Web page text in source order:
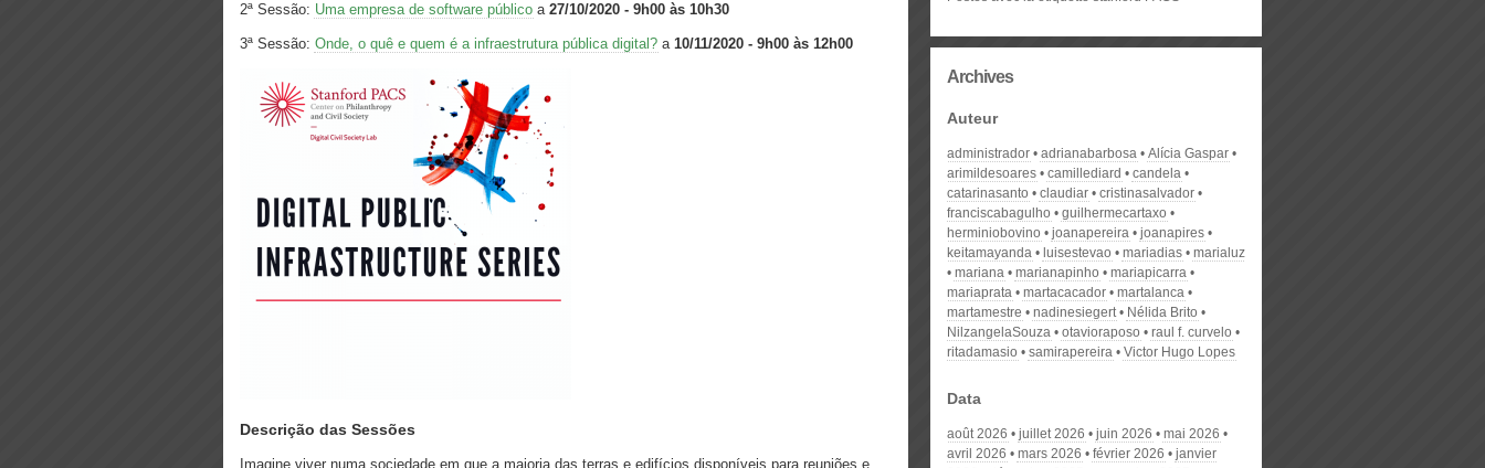
2ª Sessão: Uma empresa de software público a 27/10/2020 - 9h00 às 10h30
3ª Sessão: Onde, o quê e quem é a infraestrutura pública digital? a 10/11/2020 - 9h00 às 12h00
Descrição das Sessões
Imagine viver numa sociedade em que a maioria das terras e edifícios disponíveis para reuniões e
Archives
Auteur
administrador adrianabarbosa
Alícia Gaspar
arimildesoares
camillediard
candela
catarinasanto
claudiar
cristinasalvador
franciscabagulho
guilhermecartaxo
herminiobovino
joanapereira
joanapires
keitamayanda
luisestevao mariadias
marialuz
mariana
marianapinho
mariapicarra
mariaprata
martacacador
martalanca
martamestre
nadinesiegert
Nélida Brito
NilzangelaSouza
otavioraposo
raul f. curvelo
ritadamasio
samirapereira Victor Hugo Lopes
Data
août 2026 juillet 2026 juin 2026
mai 2026
avril 2026
mars 2026 février 2026
janvier